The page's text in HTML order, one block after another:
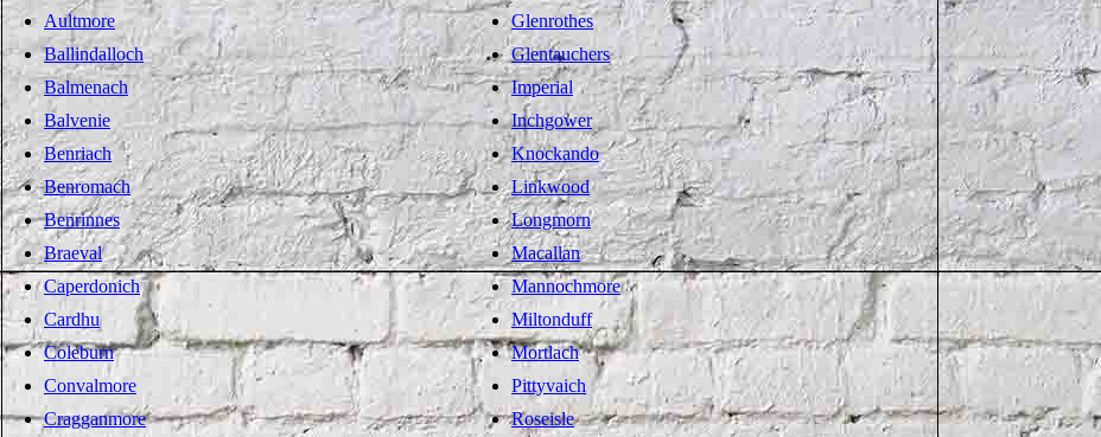
Aultmore
Ballindalloch
Balmenach
Balvenie
Benriach
Benromach
Benrinnes
Braeval
Caperdonich
Cardhu
Coleburn
Convalmore
Cragganmore
Glenrothes
Glentauchers
Imperial
Inchgower
Knockando
Linkwood
Longmorn
Macallan
Mannochmore
Miltonduff
Mortlach
Pittyvaich
Roseisle